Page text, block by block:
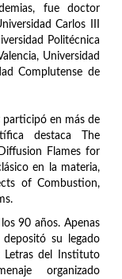
fue doctor
Carlos III
Politécnica
Universidad
Complutense de
participó en más de
destaca The
Flames for
en la materia,
of Combustion,
90 años. Apenas
su legado
Letras del Instituto
organizado